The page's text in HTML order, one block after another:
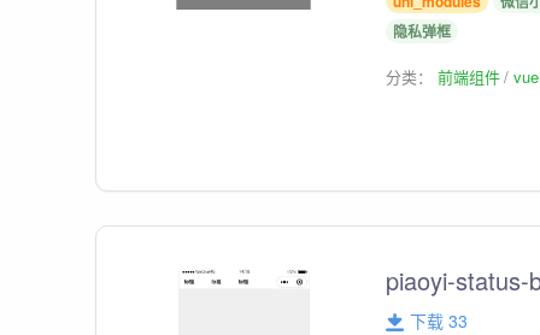
隐私弹框
分类：前端组件
piaoyi-status-
下载 33